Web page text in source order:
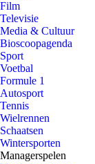
Film
Televisie
Media & Cultuur
Bioscoopagenda
Sport
Voetbal
Formule 1
Autosport
Tennis
Wielrennen
Schaatsen
Wintersporten
Managerspelen